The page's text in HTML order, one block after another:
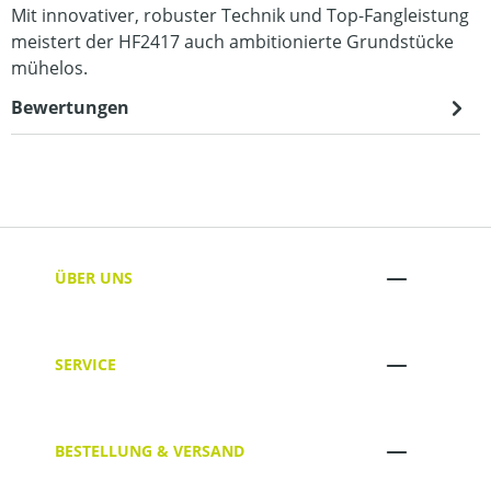
Mit innovativer, robuster Technik und Top-Fangleistung
meistert der HF2417 auch ambitionierte Grundstücke
mühelos.
Bewertungen
ÜBER UNS
SERVICE
BESTELLUNG & VERSAND